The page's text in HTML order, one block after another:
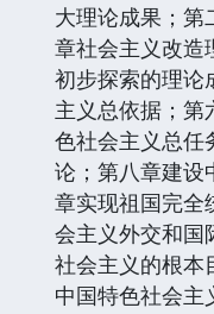
大理论成果；第
章社会主义改造
初步探索的理论
主义总依据；第
色社会主义总任
论；第八章建设
章实现祖国完全
会主义外交和国
社会主义的根本
中国特色社会主